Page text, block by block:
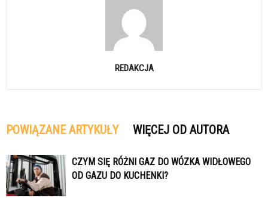
REDAKCJA
POWIĄZANE ARTYKUŁY WIĘCEJ OD AUTORA
CZYM SIĘ RÓŻNI GAZ DO WÓZKA WIDŁOWEGO
OD GAZU DO KUCHENKI?